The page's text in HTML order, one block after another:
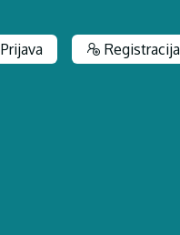
Prijava Registracija